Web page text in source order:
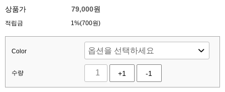
상품가 79,000원
적립금 1%(700원)
Color
수량 +1 -1